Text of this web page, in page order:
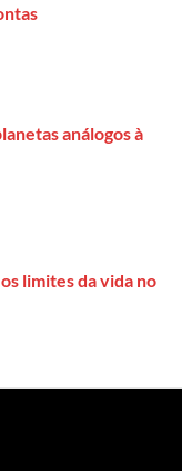
análogos à
limites da vida no